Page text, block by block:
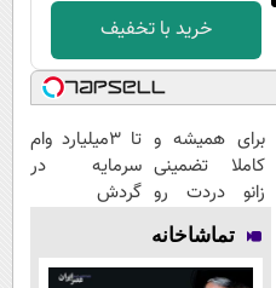
خرید با تخفیف
برای همیشه و
کاملا تضمینی
زانو دردت رو
درمان کن ◀
پرسش نامه ▶
تا 3میلیارد وام
سرمایه در
گردش
ثبت کن
تماشاخانه